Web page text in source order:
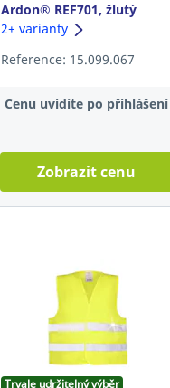
Ardon® REF701, žlutý
2+ varianty
Reference: 15.099.067
Cenu uvidíte po přihlášení
Zobrazit cenu
Trvale udržitelný výběr